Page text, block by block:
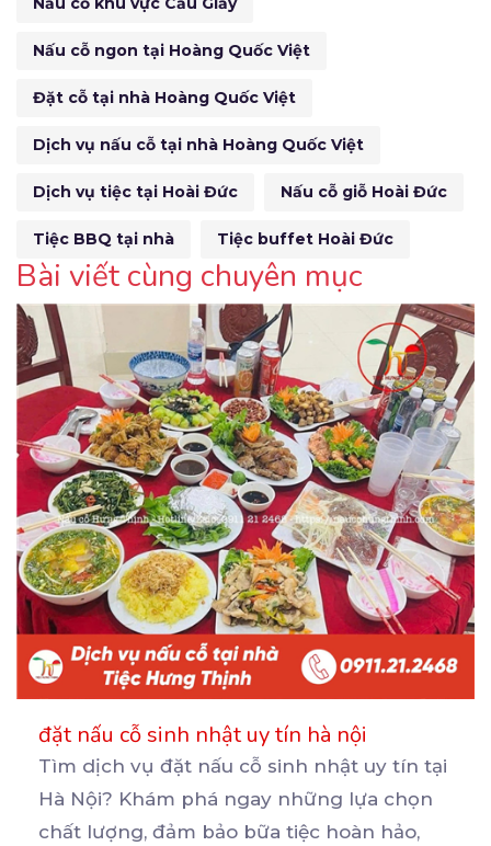
Nấu cỗ ngon tại Hoàng Quốc Việt
Đặt cỗ tại nhà Hoàng Quốc Việt
Dịch vụ nấu cỗ tại nhà Hoàng Quốc Việt
Dịch vụ tiệc tại Hoài Đức Nấu cỗ giỗ Hoài Đức
Tiệc BBQ tại nhà Tiệc buffet Hoài Đức
Bài viết cùng chuyên mục
đặt nấu cỗ sinh nhật uy tín hà nội
Tìm dịch vụ đặt nấu cỗ sinh nhật uy tín tại
Hà Nội? Khám phá ngay những lựa chọn
chất lượng, đảm bảo bữa tiệc hoàn hảo,